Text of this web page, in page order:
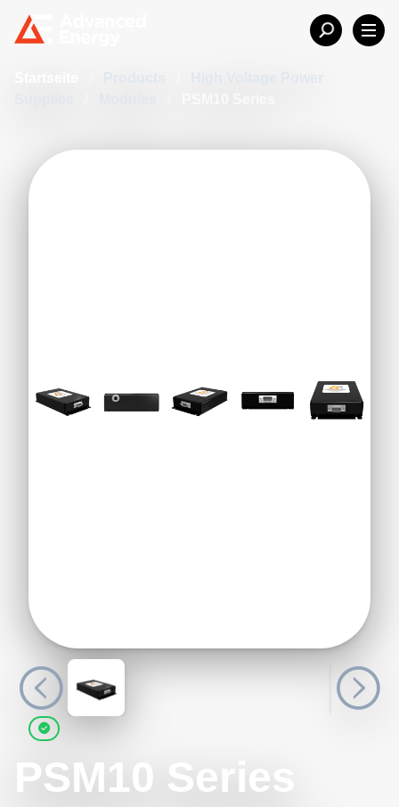
PSM10 Series